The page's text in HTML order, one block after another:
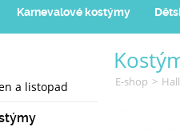
Karnevalové kostýmy
a listopad
E-shop >